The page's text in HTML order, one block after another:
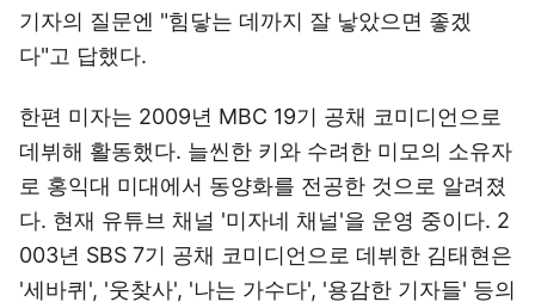
기자의 질문엔 "힘닿는 데까지 잘 낳았으면 좋겠
다"고 답했다.
한편 미자는 2009년 MBC 19기 공채 코미디언으로
데뷔해 활동했다. 늘씬한 키와 수려한 미모의 소유자
로 홍익대 미대에서 동양화를 전공한 것으로 알려졌
다. 현재 유튜브 채널 '미자네 채널'을 운영 중이다. 2
003년 SBS 7기 공채 코미디언으로 데뷔한 김태현은
'세바퀴', '웃찾사', '나는 가수다', '용감한 기자들' 등의